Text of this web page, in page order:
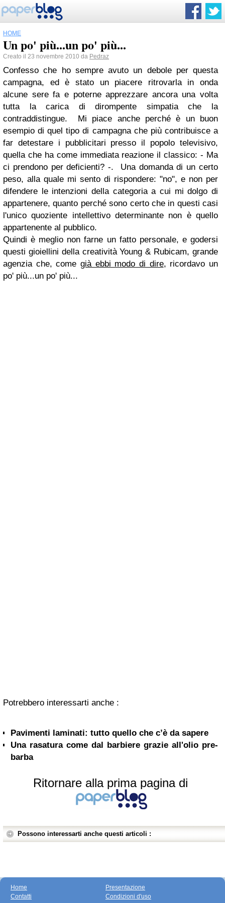
HOME
Un po' più...un po' più...
Creato il 23 novembre 2010 da Pedraz
Confesso che ho sempre avuto un debole per questa
campagna, ed è stato un piacere ritrovarla in onda
alcune sere fa e poterne apprezzare ancora una volta
tutta la carica di dirompente simpatia che la
contraddistingue. Mi piace anche perché è un buon
esempio di quel tipo di campagna che più contribuisce a
far detestare i pubblicitari presso il popolo televisivo,
quella che ha come immediata reazione il classico: - Ma
ci prendono per deficienti? -. Una domanda di un certo
peso, alla quale mi sento di rispondere: "no", e non per
difendere le intenzioni della categoria a cui mi dolgo di
appartenere, quanto perché sono certo che in questi casi
l'unico quoziente intellettivo determinante non è quello
appartenente al pubblico.
Quindi è meglio non farne un fatto personale, e godersi
questi gioiellini della creatività Young & Rubicam, grande
agenzia che, come già ebbi modo di dire, ricordavo un
po' più...un po' più...
Potrebbero interessarti anche :
Pavimenti laminati: tutto quello che c’è da sapere
Una rasatura come dal barbiere grazie all'olio pre-
barba
Ritornare alla prima pagina di
Possono interessarti anche questi articoli :
Home
Contatti
Presentazione
Condizioni d'uso